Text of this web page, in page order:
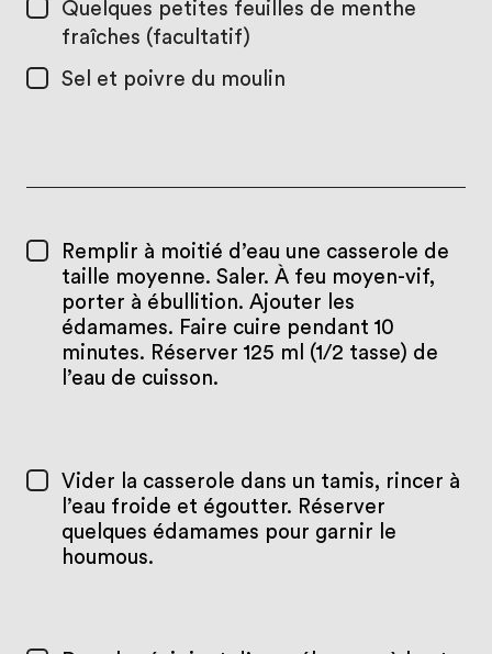
Quelques petites feuilles de menthe
fraîches (facultatif)
Sel et poivre du moulin
Remplir à moitié d’eau une casserole de
taille moyenne. Saler. À feu moyen-vif,
porter à ébullition. Ajouter les
édamames. Faire cuire pendant 10
minutes. Réserver 125 ml (1/2 tasse) de
l’eau de cuisson.
Vider la casserole dans un tamis, rincer à
l’eau froide et égoutter. Réserver
quelques édamames pour garnir le
houmous.